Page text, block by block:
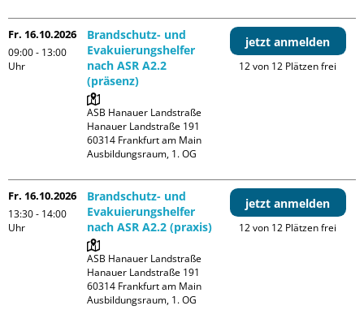
Fr. 16.10.2026
09:00 - 13:00
Uhr
Brandschutz- und
Evakuierungshelfer
nach ASR A2.2
(präsenz)
ASB Hanauer Landstraße
Hanauer Landstraße 191
60314 Frankfurt am Main
Ausbildungsraum, 1. OG
jetzt anmelden
12 von 12 Plätzen frei
Fr. 16.10.2026
13:30 - 14:00
Uhr
Brandschutz- und
Evakuierungshelfer
nach ASR A2.2 (praxis)
ASB Hanauer Landstraße
Hanauer Landstraße 191
60314 Frankfurt am Main
Ausbildungsraum, 1. OG
jetzt anmelden
12 von 12 Plätzen frei